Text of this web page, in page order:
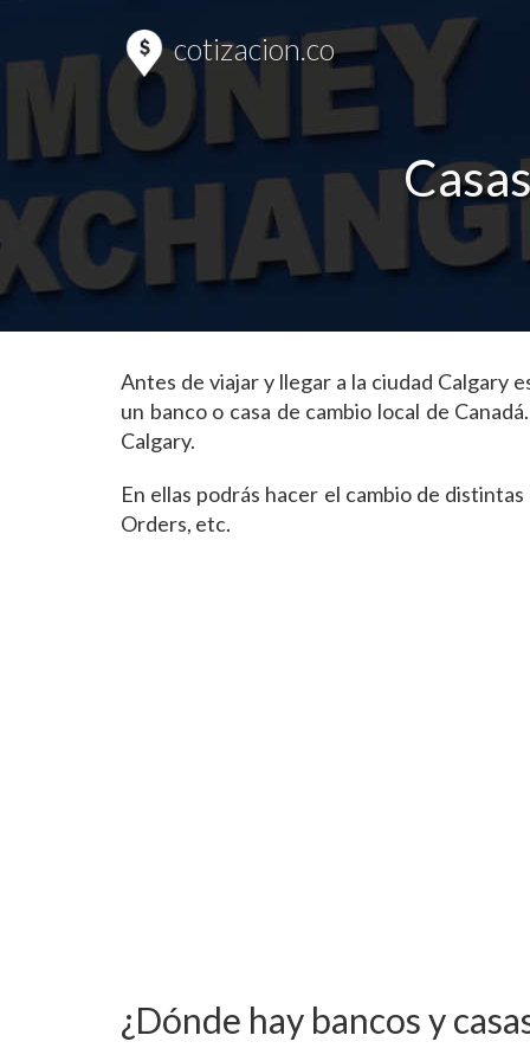
cotizacion.co
Antes de viajar y llegar a la ciudad Calgary
un banco o casa de cambio local de
Calgary.
En ellas podrás hacer el cambio de
Orders, etc.
¿Dónde hay bancos y